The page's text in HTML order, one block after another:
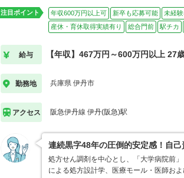
注目ポイント 年収600万円以上可 新卒も応募可能 未経
産休・育休取得実績有り
総合門前 駅チカ
給与 【年収】467万円～600万円以上 27
勤務地 兵庫県 伊丹市
アクセス 阪急伊丹線 伊丹(阪急)駅
連続黒字48年の圧倒的安定感！自
処方せん調剤を中心とし、「大学病院前
による処方設計学、医療モール・医師お